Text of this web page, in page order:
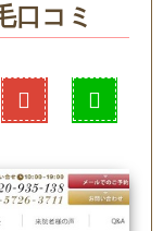
口コミ